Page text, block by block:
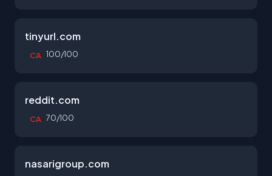
tinyurl.com
CA 100/100
reddit.com
CA 70/100
nasarigroup.com